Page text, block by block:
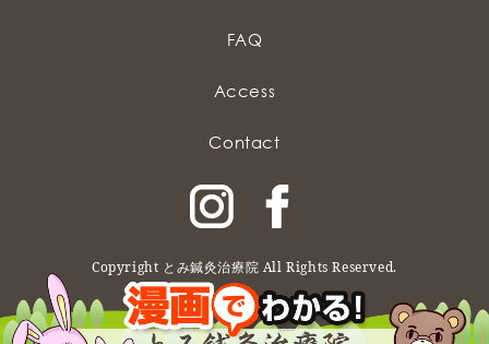
FAQ
Access
Contact
Copyright とみ鍼灸治療院 All Rights Reserved.